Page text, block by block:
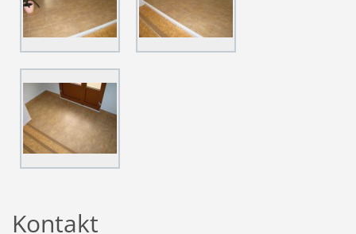
Kontakt